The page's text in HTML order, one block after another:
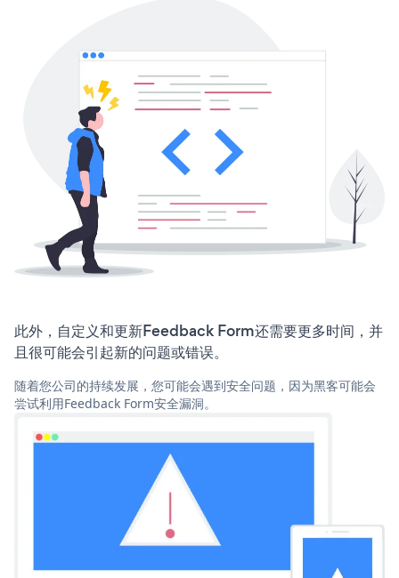
此外，自定义和更新Feedback Form还需要更多时间，并
且很可能会引起新的问题或错误。
随着您公司的持续发展，您可能会遇到安全问题，因为黑客可能会
尝试利用Feedback Form安全漏洞。